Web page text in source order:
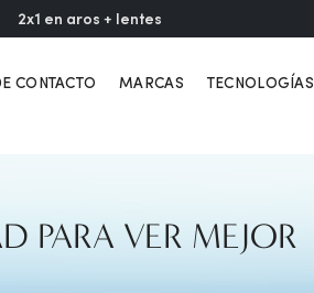
2x1 en aros + lentes
CONTACTO MARCAS TECNOLOGÍAS
PARA VER MEJOR